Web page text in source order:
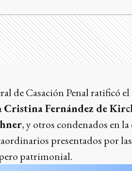
de Casación Penal ratificó
Cristina Fernández de
, y otros condenados en
presentados por
patrimonial.